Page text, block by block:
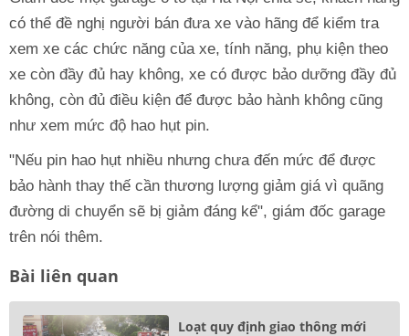
có thể đề nghị người bán đưa xe vào hãng để kiểm tra
xem xe các chức năng của xe, tính năng, phụ kiện theo
xe còn đầy đủ hay không, xe có được bảo dưỡng đầy đủ
không, còn đủ điều kiện để được bảo hành không cũng
như xem mức độ hao hụt pin.
"Nếu pin hao hụt nhiều nhưng chưa đến mức để được
bảo hành thay thế cần thương lượng giảm giá vì quãng
đường di chuyển sẽ bị giảm đáng kể", giám đốc garage
trên nói thêm.
Bài liên quan
Loạt quy định giao thông mới